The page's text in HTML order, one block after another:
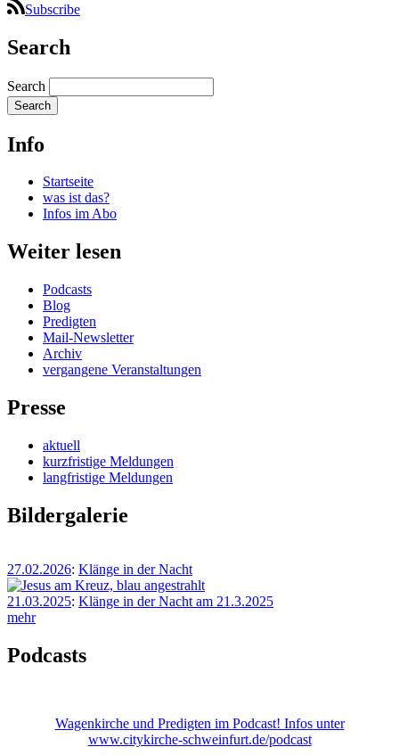
Subscribe
Search
Search
Info
Startseite
was ist das?
Infos im Abo
Weiter lesen
Podcasts
Blog
Predigten
Mail-Newsletter
Archiv
vergangene Veranstaltungen
Presse
aktuell
kurzfristige Meldungen
langfristige Meldungen
Bildergalerie
27.02.2026: Klänge in der Nacht
21.03.2025: Klänge in der Nacht am 21.3.2025
mehr
Podcasts
Wagenkirche und Predigten im Podcast! Infos unter
www.citykirche-schweinfurt.de/podcast